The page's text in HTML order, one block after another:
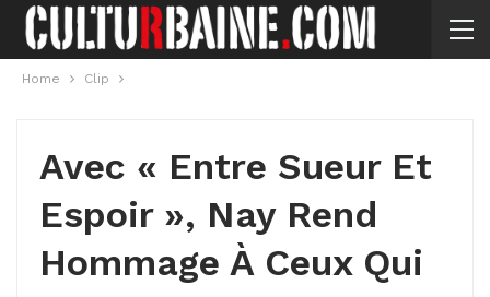
Home Clip
Avec « Entre Sueur Et
Espoir », Nay Rend
Hommage À Ceux Qui